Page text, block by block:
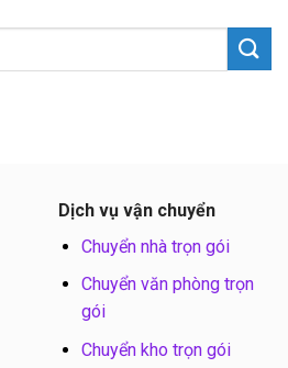
Dịch vụ vận chuyển
Chuyển nhà trọn gói
Chuyển văn phòng trọn
gói
Chuyển kho trọn gói